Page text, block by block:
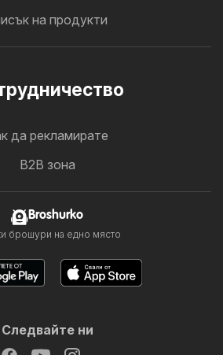
на продукти
да рекламирате
B2B зона
Broshurko
брошури на едно място
Следвайте ни